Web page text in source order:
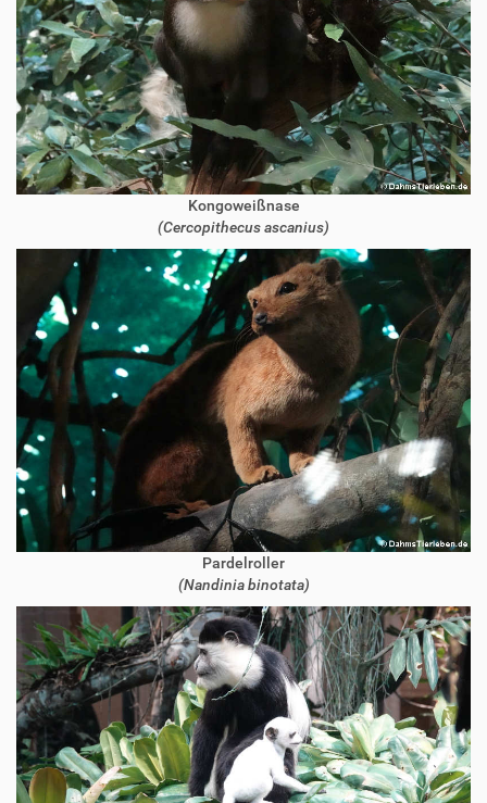
Kongoweißnase
(Cercopithecus ascanius)
Pardelroller
(Nandinia binotata)